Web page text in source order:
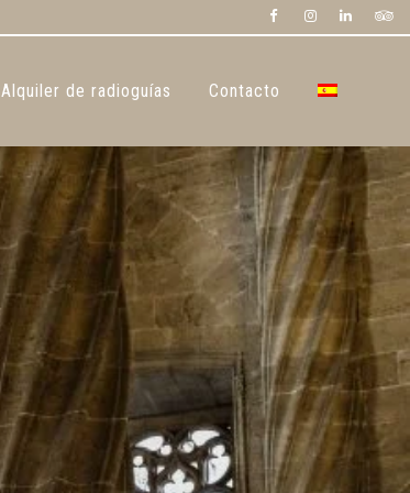
Alquiler de radioguías Contacto